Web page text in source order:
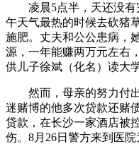
凌晨5点半，天还没有
午天气最热的时候去砍猪
施肥。丈夫和公公患病，
源，一年能赚两万元左右
供儿子徐斌（化名）读大学
然而，母亲的努力付出
迷赌博的他多次贷款还赌
贷款，在长沙一家酒店被
伤。8月26日警方来到医院